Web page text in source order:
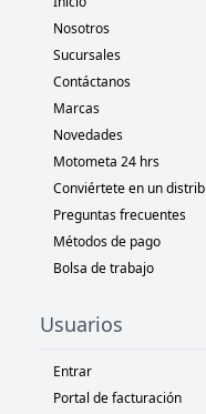
Nosotros
Sucursales
Contáctanos
Marcas
Novedades
Motometa 24 hrs
Conviértete en un
Preguntas frecuentes
Métodos de pago
Bolsa de trabajo
Usuarios
Entrar
Portal de facturación